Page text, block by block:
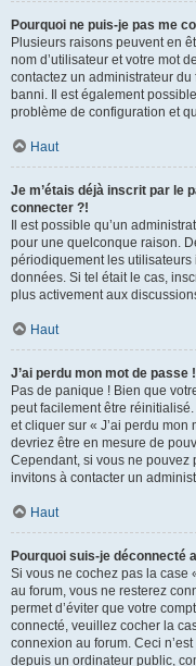
Pourquoi ne puis-je pas me
Plusieurs raisons peuvent en
nom d’utilisateur et votre mot
contactez un administrateur
banni. Il est également
problème de configuration et
Haut
Je m’étais déjà inscrit par le
connecter ?!
Il est possible qu’un
pour une quelconque raison.
périodiquement les
données. Si tel était le cas,
plus activement aux
Haut
J’ai perdu mon mot de passe !
Pas de panique ! Bien que
peut facilement être
et cliquer sur « J’ai perdu
devriez être en mesure de
Cependant, si vous ne pouvez
invitons à contacter un
Haut
Pourquoi suis-je déconnecté
Si vous ne cochez pas la case
au forum, vous ne resterez
permet d’éviter que votre
connecté, veuillez cocher la
connexion au forum. Ceci
depuis un ordinateur public,